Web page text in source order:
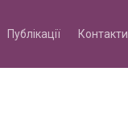
Публікації Контакти